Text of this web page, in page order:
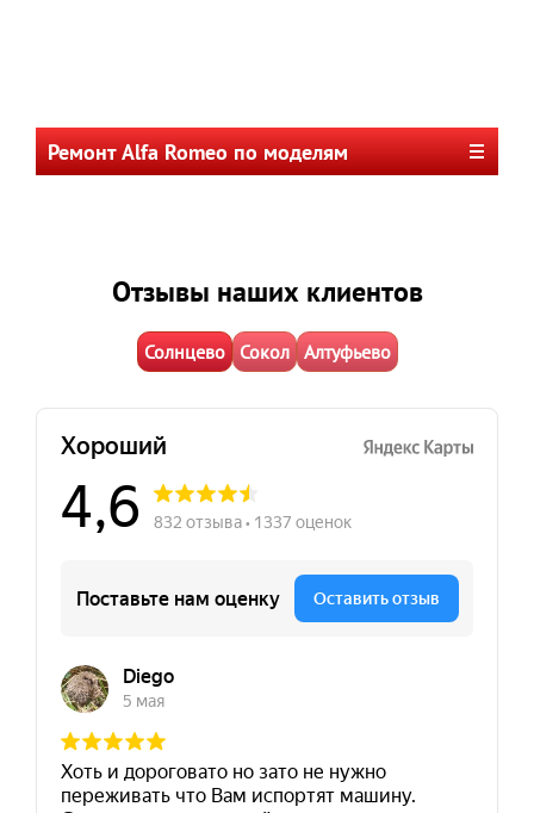
Ремонт Alfa Romeo по моделям
Отзывы наших клиентов
Солнцево Сокол Алтуфьево